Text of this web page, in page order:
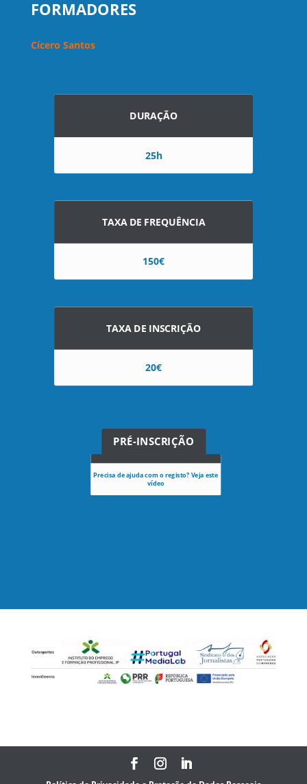
FORMADORES
Cícero Santos
DURAÇÃO
25h
TAXA DE FREQUÊNCIA
150€
TAXA DE INSCRIÇÃO
20€
PRÉ-INSCRIÇÃO
Precisa de ajuda com o registo? Veja este
vídeo